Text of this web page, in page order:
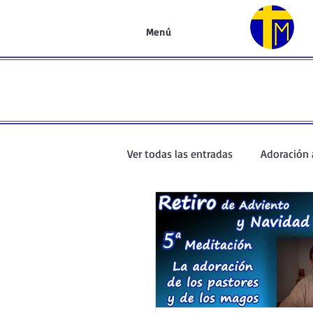
Menú
Ver todas las entradas Adoración
Oración de la mañana El
Curso de oración Curso del